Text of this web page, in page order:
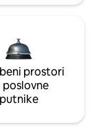
prostori
poslovne
putnike